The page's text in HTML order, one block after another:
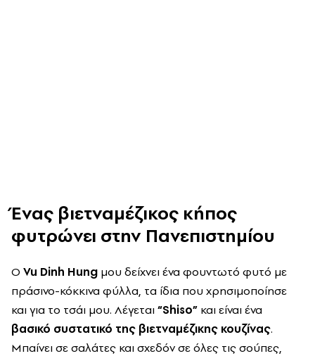
Ένας βιετναμέζικος κήπος
φυτρώνει στην Πανεπιστημίου
Ο Vu Dinh Hung μου δείχνει ένα φουντωτό φυτό με
πράσινο-κόκκινα φύλλα, τα ίδια που χρησιμοποίησε
και για το τσάι μου. Λέγεται“Shiso” και είναι ένα
βασικό συστατικό της βιετναμέζικης κουζίνας.
Μπαίνει σε σαλάτες και σχεδόν σε όλες τις σούπες,